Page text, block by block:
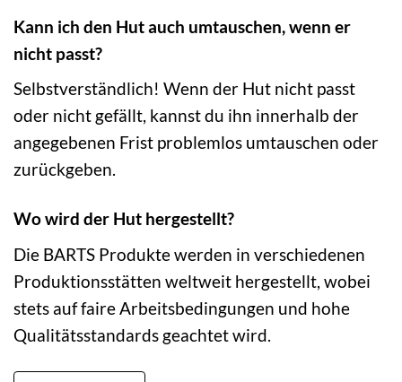
Kann ich den Hut auch umtauschen, wenn er
nicht passt?
Selbstverständlich! Wenn der Hut nicht passt
oder nicht gefällt, kannst du ihn innerhalb der
angegebenen Frist problemlos umtauschen oder
zurückgeben.
Wo wird der Hut hergestellt?
Die BARTS Produkte werden in verschiedenen
Produktionsstätten weltweit hergestellt, wobei
stets auf faire Arbeitsbedingungen und hohe
Qualitätsstandards geachtet wird.